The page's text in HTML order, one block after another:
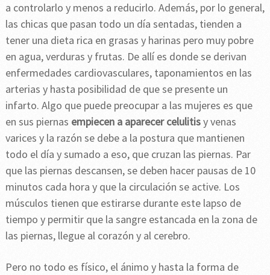
a controlarlo y menos a reducirlo. Además, por lo general,
las chicas que pasan todo un día sentadas, tienden a
tener una dieta rica en grasas y harinas pero muy pobre
en agua, verduras y frutas. De allí es donde se derivan
enfermedades cardiovasculares, taponamientos en las
arterias y hasta posibilidad de que se presente un
infarto. Algo que puede preocupar a las mujeres es que
en sus piernas empiecen a aparecer celulitisy venas
varices y la razón se debe a la postura que mantienen
todo el día y sumado a eso, que cruzan las piernas. Par
que las piernas descansen, se deben hacer pausas de 10
minutos cada hora y que la circulación se active. Los
músculos tienen que estirarse durante este lapso de
tiempo y permitir que la sangre estancada en la zona de
las piernas, llegue al corazón y al cerebro.
Pero no todo es físico, el ánimo y hasta la forma de